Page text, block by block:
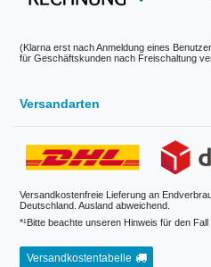
(Klarna erst nach Anmeldung eines
für Geschäftskunden nach Freischaltung
Versandarten
Versandkostenfreie Lieferung an
Deutschland. Ausland abweichend.
*¹Bitte beachte unseren Hinweis für den
Versandkostentabelle